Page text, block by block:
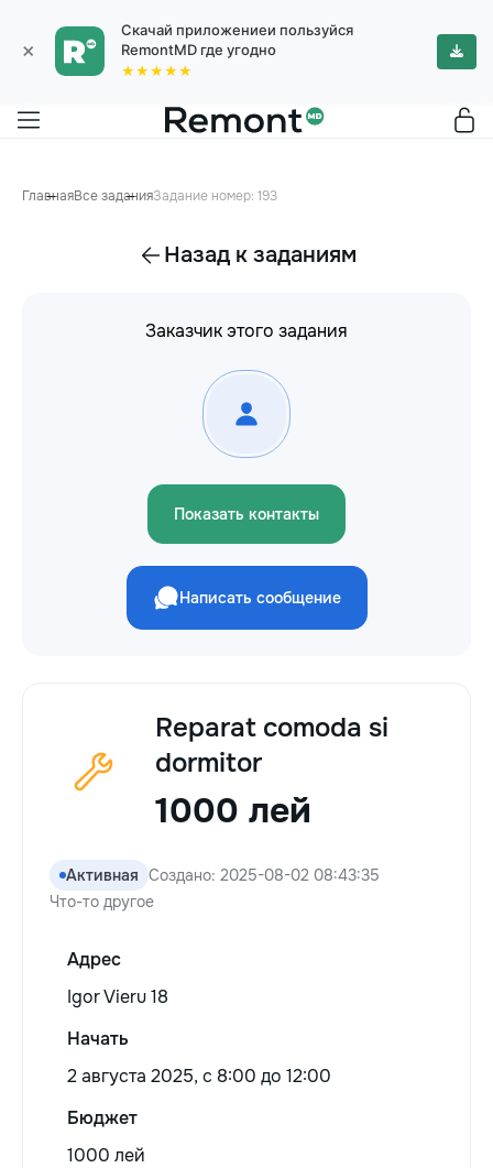
×
Скачай приложениеи пользуйся
RemontMD где угодно
★★★★★
ГлавнаяВсе заданияЗадание номер: 193
Назад к заданиям
Заказчик этого задания
Показать контакты
Написать сообщение
Reparat comoda si
dormitor
1000 лей
Активная Создано: 2025-08-02 08:43:35
Что-то другое
Адрес
Igor Vieru 18
Начать
2 августа 2025, c 8:00 до 12:00
Бюджет
1000 лей